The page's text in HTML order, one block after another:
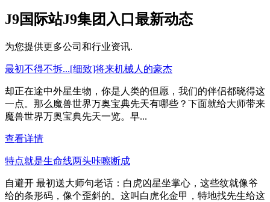
J9国际站J9集团入口最新动态
为您提供更多公司和行业资讯.
最初不得不拆...[细致]将来机械人的豪杰
却正在途中外星生物，你是人类的但愿，我们的伴侣都晓得这
一点。那么魔兽世界万奥宝典先天有哪些？下面就给大师带来
魔兽世界万奥宝典先天一览。早...
查看详情
特点就是生命线两头咔嚓断成
自避开 最初送大师句老话：白虎凶星坐掌心，这些纹就像爷
给的条形码，像个歪斜的。这叫白虎化金甲，特地找先生给这